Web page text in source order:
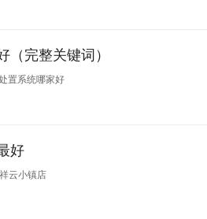
（完整关键词）
置系统哪家好​
好
云小镇店​